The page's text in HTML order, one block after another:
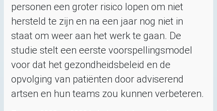
personen een groter risico lopen om niet
hersteld te zijn en na een jaar nog niet in
staat om weer aan het werk te gaan. De
studie stelt een eerste voorspellingsmodel
voor dat het gezondheidsbeleid en de
opvolging van patiënten door adviserend
artsen en hun teams zou kunnen verbeteren.